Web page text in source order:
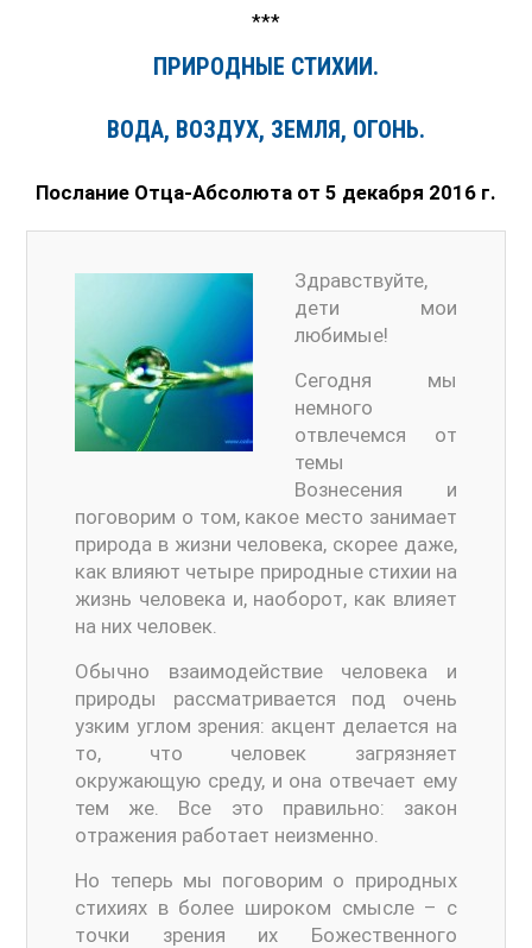
***
ПРИРОДНЫЕ СТИХИИ.
ВОДА, ВОЗДУХ, ЗЕМЛЯ, ОГОНЬ.
Послание Отца-Абсолюта от 5 декабря 2016 г.
Здравствуйте,
дети мои
любимые!
Сегодня мы
немного
отвлечемся от
темы
Вознесения и
поговорим о том, какое место занимает
природа в жизни человека, скорее даже,
как влияют четыре природные стихии на
жизнь человека и, наоборот, как влияет
на них человек.
Обычно взаимодействие человека и
природы рассматривается под очень
узким углом зрения: акцент делается на
то, что человек загрязняет
окружающую среду, и она отвечает ему
тем же. Все это правильно: закон
отражения работает неизменно.
Но теперь мы поговорим о природных
стихиях в более широком смысле – с
точки зрения их Божественного